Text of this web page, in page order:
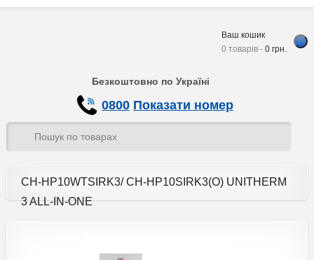
Ваш кошик
0 товарів -0 грн.
Безкоштовно по Україні
0800 Показати номер
CH-HP10WTSIRK3/ CH-HP10SIRK3(O) UNITHERM
3 ALL-IN-ONE